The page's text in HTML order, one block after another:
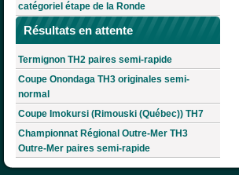
catégoriel étape de la Ronde
Résultats en attente
Termignon TH2 paires semi-rapide
Coupe Onondaga TH3 originales semi-
normal
Coupe Imokursi (Rimouski (Québec)) TH7
Championnat Régional Outre-Mer TH3
Outre-Mer paires semi-rapide